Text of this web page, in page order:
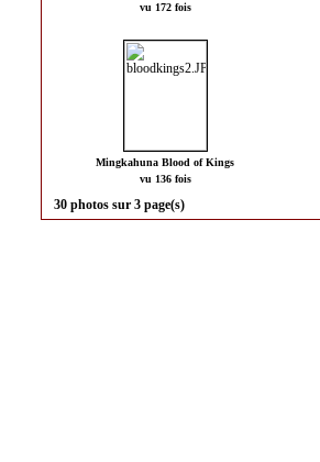
vu 172 fois
Mingkahuna Blood of Kings
vu 136 fois
30 photos sur 3 page(s)